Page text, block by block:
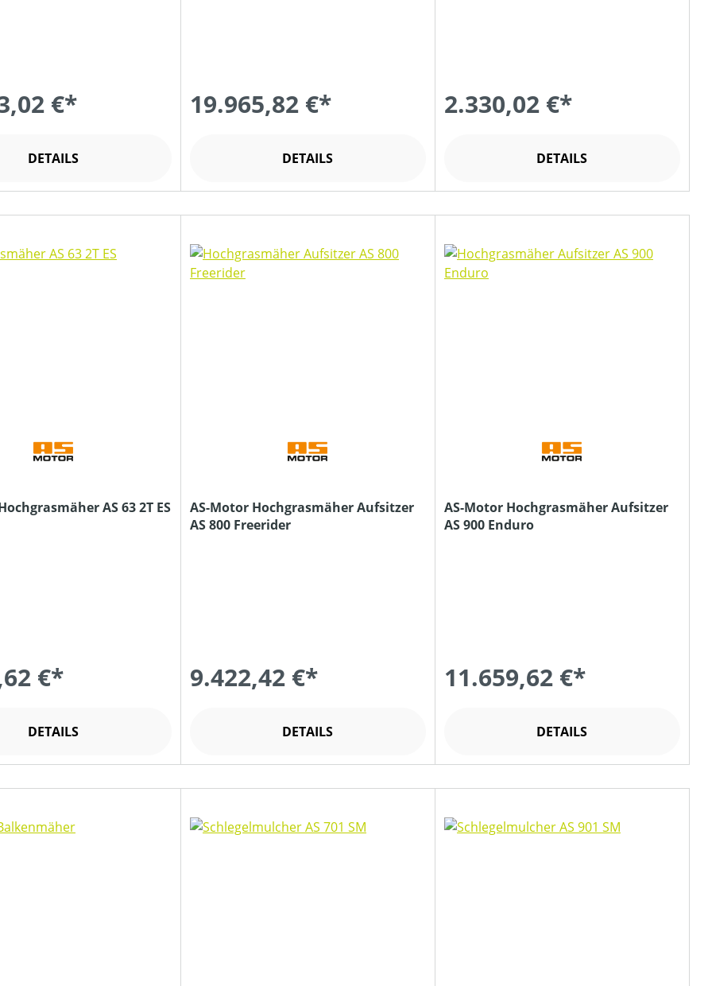
€*
DETAILS
19.965,82 €*
DETAILS
2.330,02 €*
DETAILS
AS 63 2T ES
€*
DETAILS
AS-Motor Hochgrasmäher Aufsitzer
AS 800 Freerider
9.422,42 €*
DETAILS
AS-Motor Hochgrasmäher Aufsitzer
AS 900 Enduro
11.659,62 €*
DETAILS